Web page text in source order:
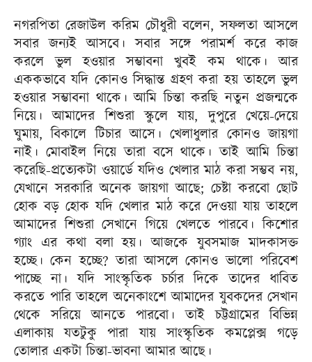
নগরপিতা রেজাউল করিম চৌধুরী বলেন, সফলতা আসলে
সবার জন্যই আসবে। সবার সঙ্গে পরামর্শ করে কাজ
করলে ভুল হওয়ার সম্ভাবনা খুবই কম থাকে। আর
এককভাবে যদি কোনও সিদ্ধান্ত গ্রহণ করা হয় তাহলে ভুল
হওয়ার সম্ভাবনা থাকে। আমি চিন্তা করছি নতুন প্রজন্মকে
নিয়ে। আমাদের শিশুরা স্কুলে যায়, দুপুরে খেয়ে-দেয়ে
ঘুমায়, বিকালে টিচার আসে। খেলাধুলার কোনও জায়গা
নাই। মোবাইল নিয়ে তারা বসে থাকে। তাই আমি চিন্তা
করেছি-প্রত্যেকটা ওয়ার্ডে যদিও খেলার মাঠ করা সম্ভব নয়,
যেখানে সরকারি অনেক জায়গা আছে; চেষ্টা করবো ছোট
হোক বড় হোক যদি খেলার মাঠ করে দেওয়া যায় তাহলে
আমাদের শিশুরা সেখানে গিয়ে খেলতে পারবে। কিশোর
গ্যাং এর কথা বলা হয়। আজকে যুবসমাজ মাদকাসক্ত
হচ্ছে। কেন হচ্ছে? তারা আসলে কোনও ভালো পরিবেশ
পাচ্ছে না। যদি সাংস্কৃতিক চর্চার দিকে তাদের ধাবিত
করতে পারি তাহলে অনেকাংশে আমাদের যুবকদের সেখান
থেকে সরিয়ে আনতে পারবো। তাই চট্টগ্রামের বিভিন্ন
এলাকায় যতটুকু পারা যায় সাংস্কৃতিক কমপ্লেক্স গড়ে
তোলার একটা চিন্তা-ভাবনা আমার আছে।